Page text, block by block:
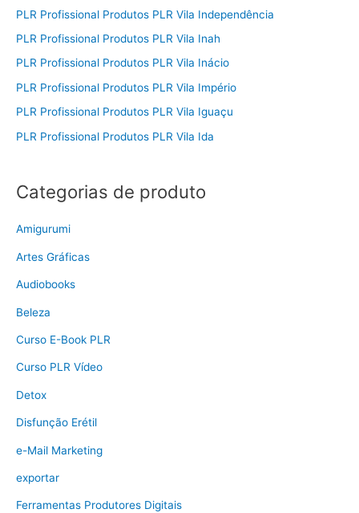
PLR Profissional Produtos PLR Vila Independência
PLR Profissional Produtos PLR Vila Inah
PLR Profissional Produtos PLR Vila Inácio
PLR Profissional Produtos PLR Vila Império
PLR Profissional Produtos PLR Vila Iguaçu
PLR Profissional Produtos PLR Vila Ida
Categorias de produto
Amigurumi
Artes Gráficas
Audiobooks
Beleza
Curso E-Book PLR
Curso PLR Vídeo
Detox
Disfunção Erétil
e-Mail Marketing
exportar
Ferramentas Produtores Digitais